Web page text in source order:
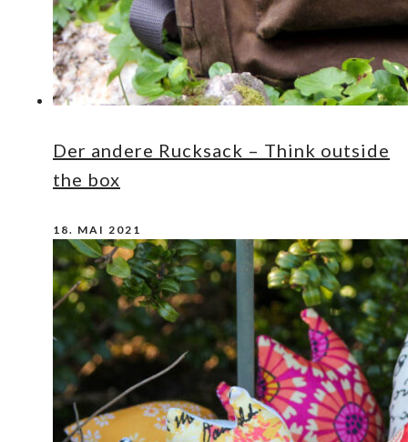
Der andere Rucksack – Think outside
the box
18. MAI 2021